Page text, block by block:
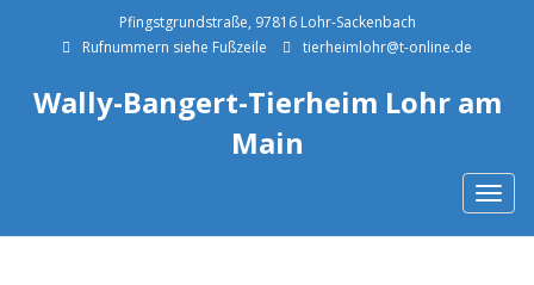
Pfingstgrundstraße, 97816 Lohr-Sackenbach
Rufnummern siehe Fußzeile
tierheimlohr@t-online.de
Wally-Bangert-Tierheim Lohr am
Main